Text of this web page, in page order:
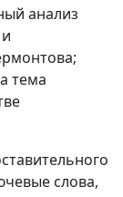
анализ
тема
слова,